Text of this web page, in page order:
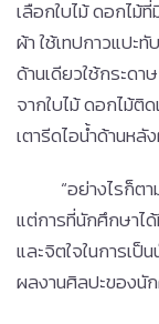
เลือกใบไม้ ดอกไม้
ผ้า ใช้เทปกาวแปะ
ด้านเดียวใช้กระด
จากใบไม้ ดอกไม้ติ
เตารีดไอน้ำด้านห
“อย่างไรก็ต
แต่การที่นักศึกษาไ
และจิตใจในการเ
ผลงานศิลปะของนั